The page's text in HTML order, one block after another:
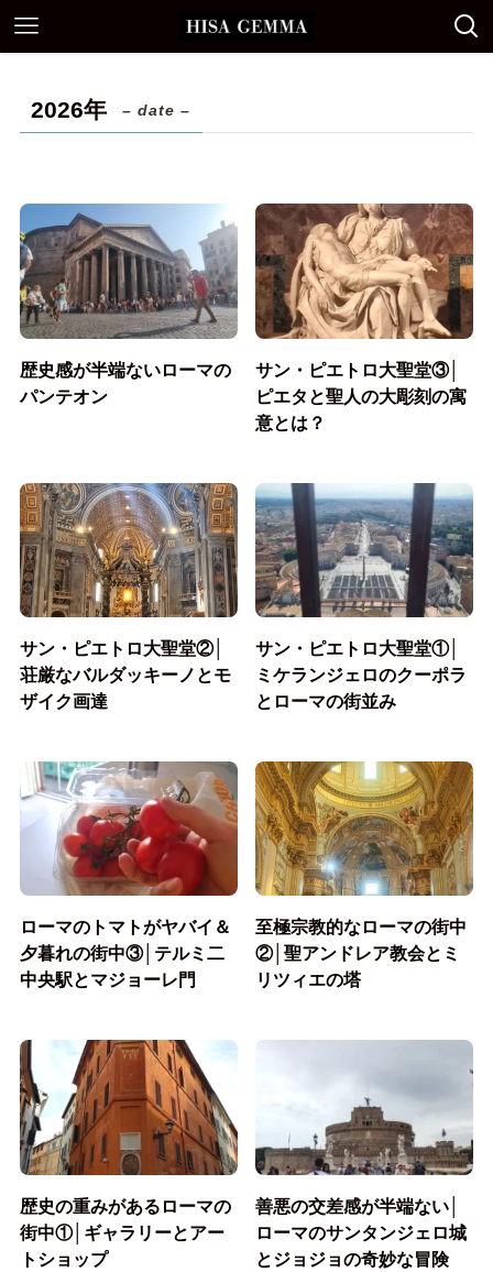
2026年 – date –
歴史感が半端ないローマの
パンテオン
サン・ピエトロ大聖堂③│
ピエタと聖人の大彫刻の寓
意とは？
サン・ピエトロ大聖堂②│
荘厳なバルダッキーノとモ
ザイク画達
サン・ピエトロ大聖堂①│
ミケランジェロのクーポラ
とローマの街並み
ローマのトマトがヤバイ＆
夕暮れの街中③│テルミ二
中央駅とマジョーレ門
至極宗教的なローマの街中
②│聖アンドレア教会とミ
リツィエの塔
歴史の重みがあるローマの
街中①│ギャラリーとアー
トショップ
善悪の交差感が半端ない│
ローマのサンタンジェロ城
とジョジョの奇妙な冒険